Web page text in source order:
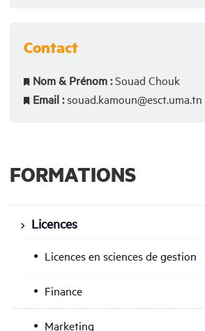
FORMATIONS
Licences
Licences en sciences de gestion
Finance
Marketing
Contact
Nom & Prénom :Souad Chouk
Email :souad.kamoun@esct.uma.tn